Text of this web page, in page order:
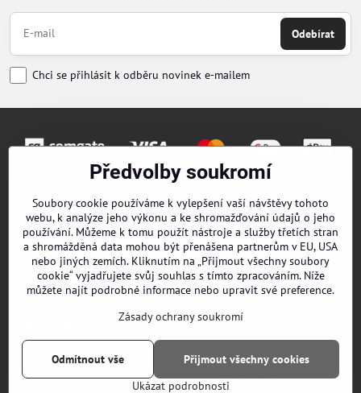
Odebírat
Chci se přihlásit k odběru novinek e-mailem
Kontakty
Obchodní podmínky
O nás
EPES Catalog B2B
©2026CopyrightPředvolby soukromíZásady ochrany soukromí
Předvolby soukromí
Soubory cookie používáme k vylepšení vaší návštěvy tohoto
webu, k analýze jeho výkonu a ke shromažďování údajů o jeho
používání. Můžeme k tomu použít nástroje a služby třetích stran
a shromážděná data mohou být přenášena partnerům v EU, USA
nebo jiných zemích. Kliknutím na „Přijmout všechny soubory
cookie“ vyjadřujete svůj souhlas s tímto zpracováním. Níže
můžete najít podrobné informace nebo upravit své preference.
Zásady ochrany soukromí
Ukázat podrobnosti
Přijmout všechny cookies
Odmítnout vše